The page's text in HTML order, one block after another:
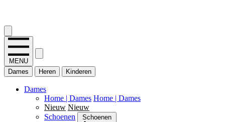
MENU
Dames
Heren Kinderen
Dames
Home | Dames Home | Dames
Nieuw Nieuw
Schoenen
Schoenen